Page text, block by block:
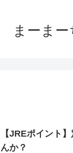
まーま
【JREポイント
んか？